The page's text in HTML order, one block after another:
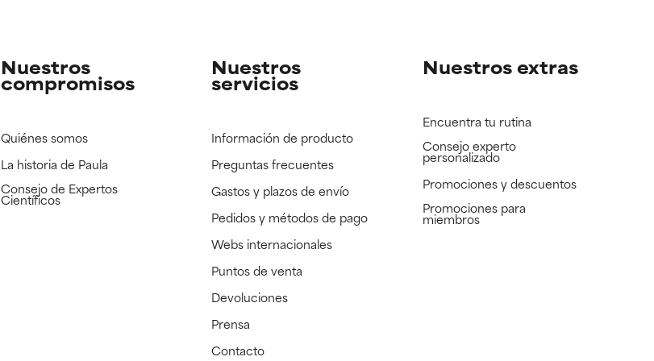
Nuestros
compromisos
Quiénes somos
La historia de Paula
Consejo de Expertos
Científicos
Nuestros
servicios
Información de producto
Preguntas frecuentes
Gastos y plazos de envío
Pedidos y métodos de pago
Webs internacionales
Puntos de venta
Devoluciones
Prensa
Contacto
Nuestros extras
Encuentra tu rutina
Consejo experto
personalizado
Promociones y descuentos​
Promociones para
miembros